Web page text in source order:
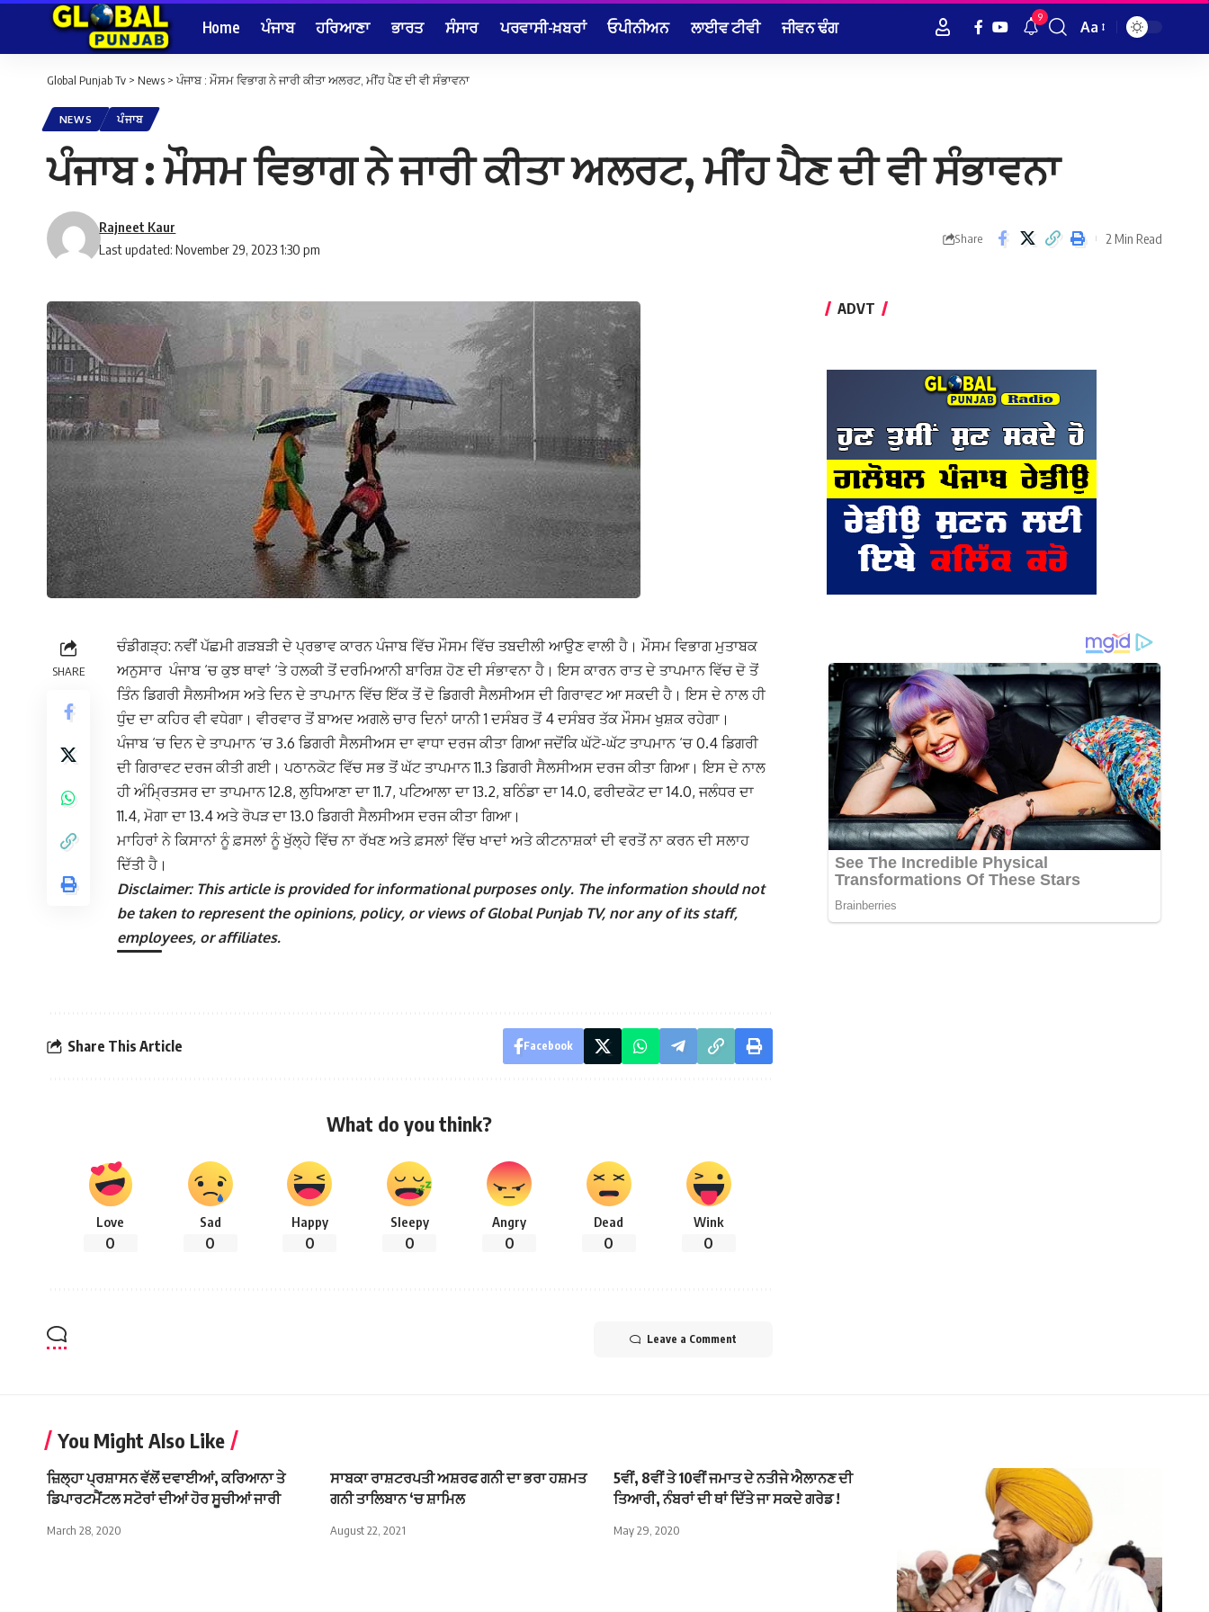
Home ਪੰਜਾਬ ਹਰਿਆਣਾ ਭਾਰਤ ਸੰਸਾਰ ਪਰਵਾਸੀ-ਖ਼ਬਰਾਂ ਓਪੀਨੀਅਨ ਲਾਈਵ ਟੀਵੀ ਜੀਵਨ ਢੰਗ 9
Font
Aa
Global Punjab Tv > News > ਪੰਜਾਬ : ਮੌਸਮ ਵਿਭਾਗ ਨੇ ਜਾਰੀ ਕੀਤਾ ਅਲਰਟ, ਮੀਂਹ ਪੈਣ ਦੀ ਵੀ ਸੰਭਾਵਨਾ
NEWS ਪੰਜਾਬ
ਪੰਜਾਬ : ਮੌਸਮ ਵਿਭਾਗ ਨੇ ਜਾਰੀ ਕੀਤਾ ਅਲਰਟ, ਮੀਂਹ ਪੈਣ ਦੀ ਵੀ ਸੰਭਾਵਨਾ
Last updated: November 29, 2023 1:30 pm
Rajneet Kaur
Share 2 Min Read
SHARE
ਚੰਡੀਗੜ੍ਹ: ਨਵੀਂ ਪੱਛਮੀ ਗੜਬੜੀ ਦੇ ਪ੍ਰਭਾਵ ਕਾਰਨ ਪੰਜਾਬ ਵਿੱਚ ਮੌਸਮ ਵਿੱਚ ਤਬਦੀਲੀ ਆਉਣ ਵਾਲੀ ਹੈ। ਮੌਸਮ ਵਿਭਾਗ ਮੁਤਾਬਕ
ਅਨੁਸਾਰ ਪੰਜਾਬ ‘ਚ ਕੁਝ ਥਾਵਾਂ ‘ਤੇ ਹਲਕੀ ਤੋਂ ਦਰਮਿਆਨੀ ਬਾਰਿਸ਼ ਹੋਣ ਦੀ ਸੰਭਾਵਨਾ ਹੈ। ਇਸ ਕਾਰਨ ਰਾਤ ਦੇ ਤਾਪਮਾਨ ਵਿੱਚ ਦੋ ਤੋਂ
ਤਿੰਨ ਡਿਗਰੀ ਸੈਲਸੀਅਸ ਅਤੇ ਦਿਨ ਦੇ ਤਾਪਮਾਨ ਵਿੱਚ ਇੱਕ ਤੋਂ ਦੋ ਡਿਗਰੀ ਸੈਲਸੀਅਸ ਦੀ ਗਿਰਾਵਟ ਆ ਸਕਦੀ ਹੈ। ਇਸ ਦੇ ਨਾਲ ਹੀ
ਧੁੰਦ ਦਾ ਕਹਿਰ ਵੀ ਵਧੇਗਾ। ਵੀਰਵਾਰ ਤੋਂ ਬਾਅਦ ਅਗਲੇ ਚਾਰ ਦਿਨਾਂ ਯਾਨੀ 1 ਦਸੰਬਰ ਤੋਂ 4 ਦਸੰਬਰ ਤੱਕ ਮੌਸਮ ਖੁਸ਼ਕ ਰਹੇਗਾ।
ਪੰਜਾਬ ‘ਚ ਦਿਨ ਦੇ ਤਾਪਮਾਨ ‘ਚ 3.6 ਡਿਗਰੀ ਸੈਲਸੀਅਸ ਦਾ ਵਾਧਾ ਦਰਜ ਕੀਤਾ ਗਿਆ ਜਦੋਂਕਿ ਘੱਟੋ-ਘੱਟ ਤਾਪਮਾਨ ‘ਚ 0.4 ਡਿਗਰੀ
ਦੀ ਗਿਰਾਵਟ ਦਰਜ ਕੀਤੀ ਗਈ। ਪਠਾਨਕੋਟ ਵਿੱਚ ਸਭ ਤੋਂ ਘੱਟ ਤਾਪਮਾਨ 11.3 ਡਿਗਰੀ ਸੈਲਸੀਅਸ ਦਰਜ ਕੀਤਾ ਗਿਆ। ਇਸ ਦੇ ਨਾਲ
ਹੀ ਅੰਮ੍ਰਿਤਸਰ ਦਾ ਤਾਪਮਾਨ 12.8, ਲੁਧਿਆਣਾ ਦਾ 11.7, ਪਟਿਆਲਾ ਦਾ 13.2, ਬਠਿੰਡਾ ਦਾ 14.0, ਫਰੀਦਕੋਟ ਦਾ 14.0, ਜਲੰਧਰ ਦਾ
11.4, ਮੋਗਾ ਦਾ 13.4 ਅਤੇ ਰੋਪੜ ਦਾ 13.0 ਡਿਗਰੀ ਸੈਲਸੀਅਸ ਦਰਜ ਕੀਤਾ ਗਿਆ।
ਮਾਹਿਰਾਂ ਨੇ ਕਿਸਾਨਾਂ ਨੂੰ ਫ਼ਸਲਾਂ ਨੂੰ ਖੁੱਲ੍ਹੇ ਵਿੱਚ ਨਾ ਰੱਖਣ ਅਤੇ ਫ਼ਸਲਾਂ ਵਿੱਚ ਖਾਦਾਂ ਅਤੇ ਕੀਟਨਾਸ਼ਕਾਂ ਦੀ ਵਰਤੋਂ ਨਾ ਕਰਨ ਦੀ ਸਲਾਹ
ਦਿੱਤੀ ਹੈ।
Disclaimer: This article is provided for informational purposes only. The information should not
be taken to represent the opinions, policy, or views of Global Punjab TV, nor any of its staff,
employees, or affiliates.
Share This Article Facebook
What do you think?
Love
0
Sad
0
Happy
0
Sleepy
0
Angry
0
Dead
0
Wink
0
Leave a Comment
ADVT
You Might Also Like
ਜ਼ਿਲ੍ਹਾ ਪ੍ਰਸ਼ਾਸਨ ਵੱਲੋਂ ਦਵਾਈਆਂ, ਕਰਿਆਨਾ ਤੇ
ਡਿਪਾਰਟਮੈਂਟਲ ਸਟੋਰਾਂ ਦੀਆਂ ਹੋਰ ਸੂਚੀਆਂ ਜਾਰੀ
March 28, 2020
ਸਾਬਕਾ ਰਾਸ਼ਟਰਪਤੀ ਅਸ਼ਰਫ ਗਨੀ ਦਾ ਭਰਾ ਹਸ਼ਮਤ
ਗਨੀ ਤਾਲਿਬਾਨ ‘ਚ ਸ਼ਾਮਿਲ
August 22, 2021
5ਵੀਂ, 8ਵੀਂ ਤੇ 10ਵੀਂ ਜਮਾਤ ਦੇ ਨਤੀਜੇ ਐਲਾਨਣ ਦੀ
ਤਿਆਰੀ, ਨੰਬਰਾਂ ਦੀ ਥਾਂ ਦਿੱਤੇ ਜਾ ਸਕਦੇ ਗਰੇਡ !
May 29, 2020